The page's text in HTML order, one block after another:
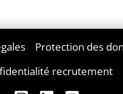
Protection des
recrutement